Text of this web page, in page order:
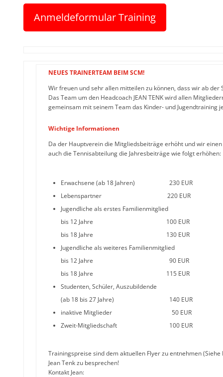
Anmeldeformular Training
NEUES TRAINERTEAM BEIM SCM!
Wir freuen und sehr allen mitteilen zu können, dass wir ab
Das Team um den Headcoach JEAN TENK wird allen
gemeinsam mit seinem Team das Kinder- und Jugendtraining
Wichtige Informationen
Da der Hauptverein die Mitgliedsbeiträge erhöht und wir
auch die Tennisabteilung die Jahresbeiträge wie folgt erhöhen:
Erwachsene (ab 18 Jahren) 230 EUR
Lebenspartner 220 EUR
Jugendliche als erstes Familienmitglied
bis 12 Jahre 100 EUR
bis 18 Jahre 130 EUR
Jugendliche als weiteres Familienmitglied
bis 12 Jahre 90 EUR
bis 18 Jahre 115 EUR
Studenten, Schüler, Auszubildende
(ab 18 bis 27 Jahre) 140 EUR
inaktive Mitglieder 50 EUR
Zweit-Mitgliedschaft 100 EUR
Trainingspreise sind dem aktuellen Flyer zu entnehmen
Jean Tenk zu besprechen!
Kontakt Jean: